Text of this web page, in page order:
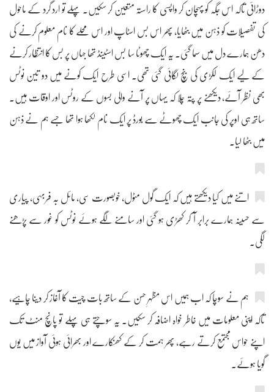
دوڑائی تاکہ اس جگہ کو پہچان کر واپسی کا راستہ متعین کر سکیں۔ پہلے تو ارد گرد کے ماحول
کی تفصیلات کو ذہن میں بٹھایا، پھر اس بس اسٹاپ اور اس محلے کا نام معلوم کرنے کی
دھن ہمارے دل میں سما گئی۔ یہ ایک چھوٹا سا بس اسٹینڈ تھا جہاں پر بس کا انتظار کرنے
کے لیے ایک لکڑی کی بنچ لگائی گئی تھی۔ اسی طرح ایک کونے میں دو تین نوٹس
بھی نظر آئے، دیکھنے پر پتہ چلا کہ یہاں پر آنے والی بسوں کے روٹس اور اوقات ہیں۔
ساتھ ہی اوپر کی جانب ایک چھوٹے سے بورڈ پر ایک نام لکھا ہوا تھا جسے ہم نے ذہن
میں بٹھا لیا۔
اتنے میں کیا دیکھتے ہیں کہ ایک گول مٹول، خوبصورت سی، مائل بہ فربہی، پیاری
سے حسینہ ہمارے برابر آ کر کھڑی ہو گئی اور سامنے لگے ہوئے نوٹس کو غور سے پڑھنے
لگی۔
ہم نے سوچا کہ اب ہمیں اس مظہرِ حسن کے ساتھ بات چیت کا آغاز کر دینا چاہیے،
تاکہ اپنی معلومات میں خاطر خواہ اضافہ کر سکیں۔ یہ سوچتے ہی پہلے تو پانچ منٹ تک
اپنے حواس مجتمع کرتے رہے، پھر ہمت کر کے کھنکارے اور بھرائی ہوئی آواز میں یوں
گویا ہوئے۔